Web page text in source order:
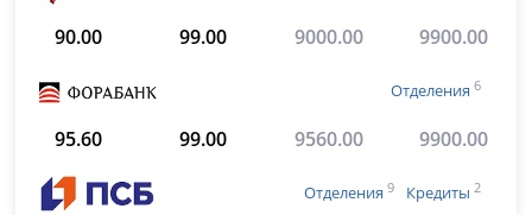
90.00 99.00 9000.00 9900.00
Отделения 6
95.60 99.00 9560.00 9900.00
Отделения 9 Кредиты 2